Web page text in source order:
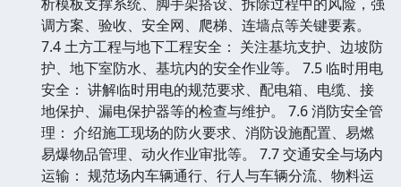
调方案、验收、安全网、爬梯、连墙点等关键要素。
7.4 土方工程与地下工程安全： 关注基坑支护、边坡防
护、地下室防水、基坑内的安全作业等。 7.5 临时用电
安全： 讲解临时用电的规范要求、配电箱、电缆、接
地保护、漏电保护器等的检查与维护。 7.6 消防安全管
理： 介绍施工现场的防火要求、消防设施配置、易燃
易爆物品管理、动火作业审批等。 7.7 交通安全与场内
运输： 规范场内车辆通行、行人与车辆分流、物料运